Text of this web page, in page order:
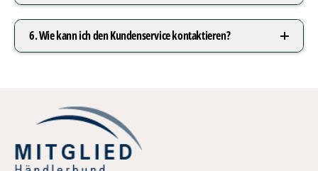
6. Wie kann ich den Kundenservice kontaktieren?